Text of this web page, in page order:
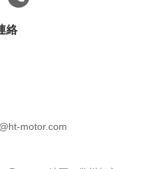
絡
motor.com